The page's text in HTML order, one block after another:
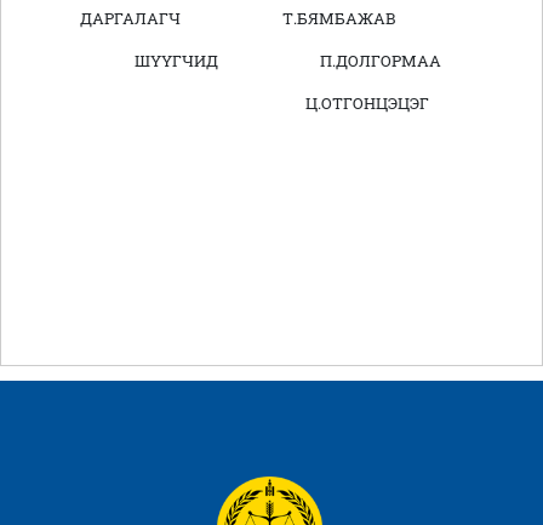
ДАРГАЛАГЧ Т.БЯМБАЖАВ
ШҮҮГЧИД П.ДОЛГОРМАА
Ц.ОТГОНЦЭЦЭГ